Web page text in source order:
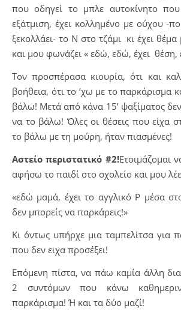
που οδηγεί το μπλε αυτοκίνητο
εξάτμιση, έχει κολλημένο με ούχου -
ξεκολλάει- το Ν στο τζάμι κι έχει
και μου φωνάζει « εδώ, εδώ, έχει θέση,
Τον προσπέρασα κιουρία, ότι και
βοήθεια, ότι το ‘χω με το παρκάρισμα
βάλω! Μετά από κάνα 15’ ψαξίματος
να το βάλω! Όλες οι θέσεις που είχα
το βάλω με τη μούρη, ήταν πιασμένες!
Αστείο περιστατικό #2!Ετοιμάζομαι
αφήσω το παιδί στο σχολείο και μου
«εδώ μαμά, έχει το αγγλικό P μέσα
δεν μπορείς να παρκάρεις!»
Κι όντως υπήρχε μια ταμπελίτσα για
που δεν ειχα προσέξει!
Επόμενη πίστα, να πάω καμία άλλη
2 συντόμων που κάνω
παρκάρισμα! Ή και τα δύο μαζί!